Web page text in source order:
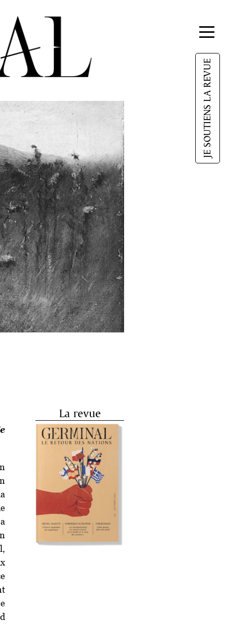
JE SOUTIENS LA REVUE
La revue